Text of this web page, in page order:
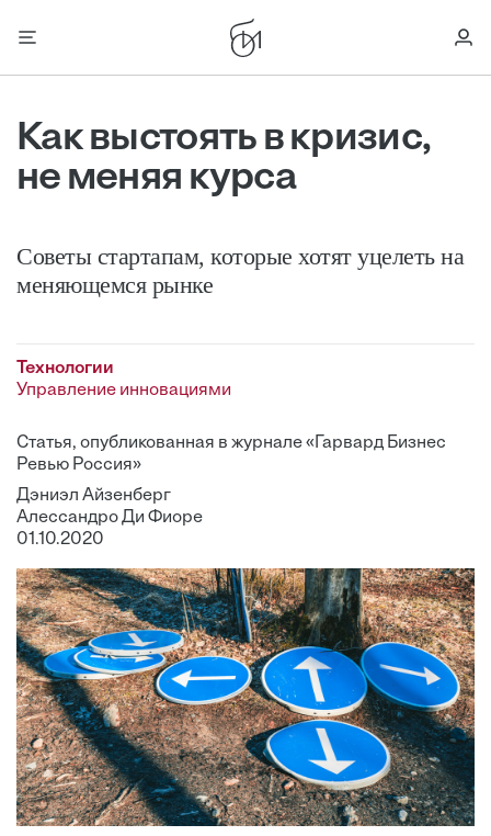
Как выстоять в кризис,
не меняя курса
Советы стартапам, которые хотят уцелеть на
меняющемся рынке
Технологии
Управление инновациями
Статья, опубликованная в журнале «Гарвард Бизнес
Ревью Россия»
Дэниэл Айзенберг
Алессандро Ди Фиоре
01.10.2020